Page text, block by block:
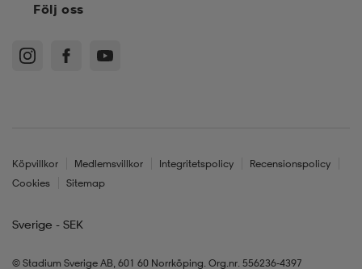
Följ oss
Köpvillkor Medlemsvillkor Integritetspolicy
Recensionspolicy
Cookies
Sitemap
Sverige - SEK
© Stadium Sverige AB, 601 60 Norrköping. Org.nr. 556236-4397